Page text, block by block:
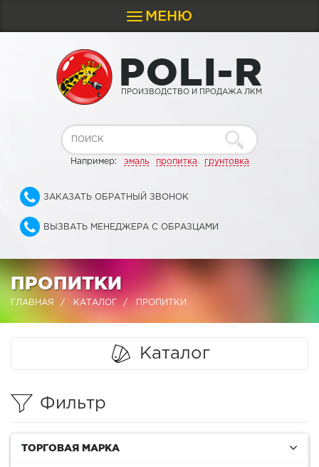
Toggle
navigation
МЕНЮ
POLI-R
ПРОИЗВОДСТВО И ПРОДАЖА ЛКМ
Например: эмаль пропитка грунтовка
ЗАКАЗАТЬ ОБРАТНЫЙ ЗВОНОК
ВЫЗВАТЬ МЕНЕДЖЕРА С ОБРАЗЦАМИ
ПРОПИТКИ
ГЛАВНАЯ КАТАЛОГ ПРОПИТКИ
Каталог
Фильтр
ТОРГОВАЯ МАРКА